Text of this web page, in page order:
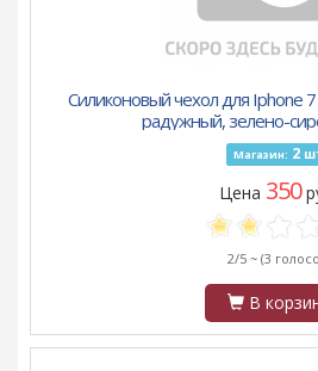
Силиконовый чехол для Iphone 7
радужный, зелено-
Магазин: 2
Цена 350
2/5 ~ (3
В